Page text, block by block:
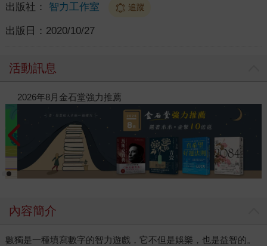
出版社： 智力工作室 追蹤
出版日： 2020/10/27
活動訊息
讀漫遊錄-2026上半年暢銷榜
內容簡介
數獨是一種填寫數字的智力遊戲，它不但是娛樂，也是益智的。